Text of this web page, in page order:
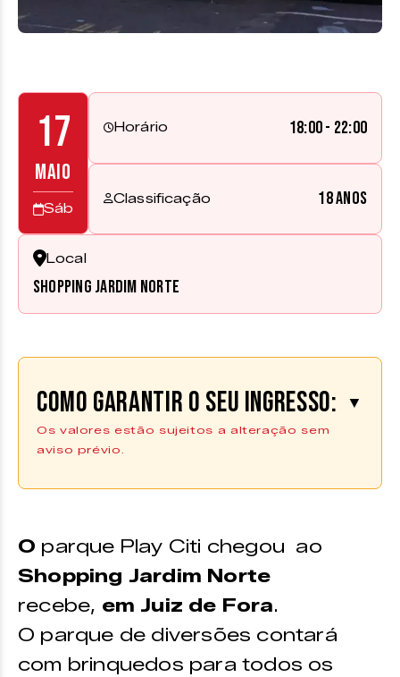
17
MAIO
Sáb
Horário 18:00 - 22:00
Classificação 18 anos
Local
Shopping Jardim Norte
Como garantir o seu ingresso: ▼
Os valores estão sujeitos a alteração sem
aviso prévio.
O parque Play Citi chegou ao
Shopping Jardim Norte
recebe, em Juiz de Fora.
O parque de diversões contará
com brinquedos para todos os